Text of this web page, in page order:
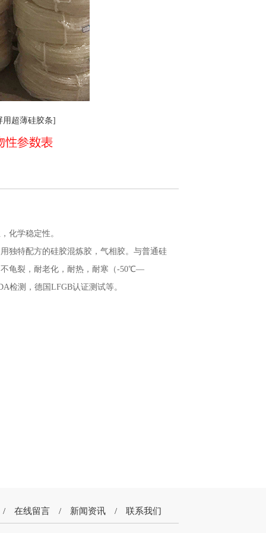
超薄硅胶条]
化学稳定性。
独特配方的硅胶混炼胶，气相胶。与普通硅
不龟裂，耐老化，耐热，耐寒（-50℃—
检测，德国LFGB认证测试等。
在线留言/ 新闻资讯/ 联系我们